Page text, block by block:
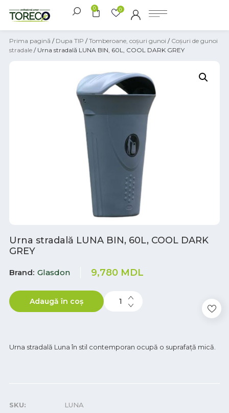
0 0
Prima pagină / Dupa TIP /Tomberoane, coșuri gunoi / Coşuri de gunoi
stradale / Urna stradală LUNA BIN, 60L, COOL DARK GREY
Urna stradală LUNA BIN, 60L, COOL DARK
GREY
Brand Glasdon 9,780 MDL
Adaugă în coș
Urna stradală Luna în stil contemporan ocupă o suprafață mică.
SKU:
LUNA